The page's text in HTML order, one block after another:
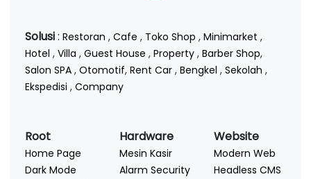
Solusi: Restoran , Cafe , Toko Shop , Minimarket ,
Hotel , Villa , Guest House , Property , Barber Shop,
Salon SPA , Otomotif, Rent Car , Bengkel , Sekolah ,
Ekspedisi , Company
Root
Home Page
Dark Mode
Hardware
Mesin Kasir
Alarm Security
Website
Modern Web
Headless CMS